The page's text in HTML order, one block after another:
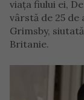
viața fiului ei,
vârstă de 25 de
Grimsby,
Britanie.